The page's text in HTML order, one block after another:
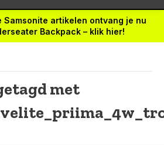
artikelen ontvang je nu
Backpack – klik hier!
met